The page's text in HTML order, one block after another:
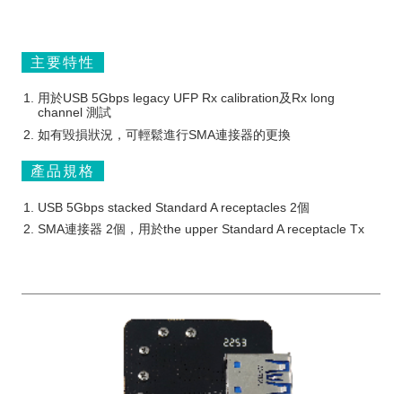
主要特性
用於USB 5Gbps legacy UFP Rx calibration及Rx long
channel 測試
如有毀損狀況，可輕鬆進行SMA連接器的更換
產品規格
USB 5Gbps stacked Standard A receptacles 2個
SMA連接器 2個，用於the upper Standard A receptacle Tx